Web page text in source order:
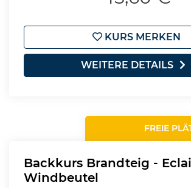
KURS MERKEN
WEITERE DETAILS
FREIE
Backkurs Brandteig -
Windbeutel